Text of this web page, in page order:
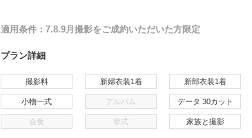
適用条件： 7.8.9月撮影をご成約いただいた方限定
プラン詳細
撮影料 新婦衣装1着 新郎衣装1着
小物一式 アルバム データ 30カット
会食 挙式 家族と撮影